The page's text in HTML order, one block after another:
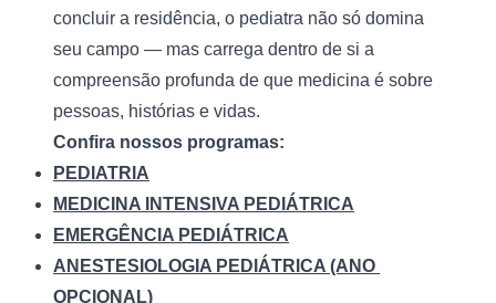
concluir a residência, o pediatra não só domina
seu campo — mas carrega dentro de si a
compreensão profunda de que medicina é sobre
pessoas, histórias e vidas.
Confira nossos programas:
PEDIATRIA
MEDICINA INTENSIVA PEDIÁTRICA
EMERGÊNCIA PEDIÁTRICA
ANESTESIOLOGIA PEDIÁTRICA (ANO
OPCIONAL)